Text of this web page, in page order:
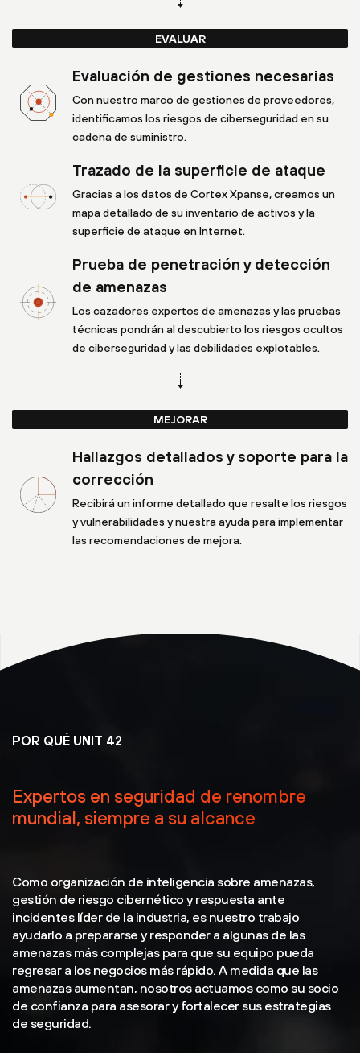
EVALUAR
Evaluación de gestiones necesarias
Con nuestro marco de gestiones de proveedores,
identificamos los riesgos de ciberseguridad en su
cadena de suministro.
Trazado de la superficie de ataque
Gracias a los datos de Cortex Xpanse, creamos un
mapa detallado de su inventario de activos y la
superficie de ataque en Internet.
Prueba de penetración y detección
de amenazas
Los cazadores expertos de amenazas y las pruebas
técnicas pondrán al descubierto los riesgos ocultos
de ciberseguridad y las debilidades explotables.
MEJORAR
Hallazgos detallados y soporte para la
corrección
Recibirá un informe detallado que resalte los riesgos
y vulnerabilidades y nuestra ayuda para implementar
las recomendaciones de mejora.
POR QUÉ UNIT 42
Expertos en seguridad de renombre
mundial, siempre a su alcance
Como organización de inteligencia sobre amenazas,
gestión de riesgo cibernético y respuesta ante
incidentes líder de la industria, es nuestro trabajo
ayudarlo a prepararse y responder a algunas de las
amenazas más complejas para que su equipo pueda
regresar a los negocios más rápido. A medida que las
amenazas aumentan, nosotros actuamos como su socio
de confianza para asesorar y fortalecer sus estrategias
de seguridad.